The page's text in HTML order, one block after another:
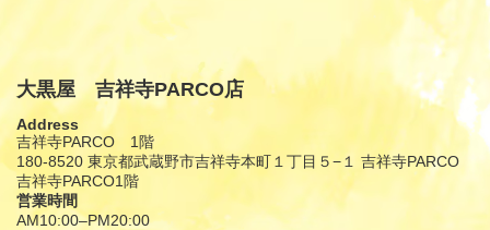
大黒屋 吉祥寺PARCO店
Address
吉祥寺PARCO 1階
180-8520 東京都武蔵野市吉祥寺本町１丁目５−１ 吉祥寺PARCO
吉祥寺PARCO1階
営業時間
AM10:00–PM20:00